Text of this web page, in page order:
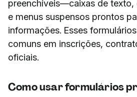
preenchíveis—caixas de texto,
e menus suspensos prontos
informações. Esses
comuns em inscrições,
oficiais.
Como usar formulários